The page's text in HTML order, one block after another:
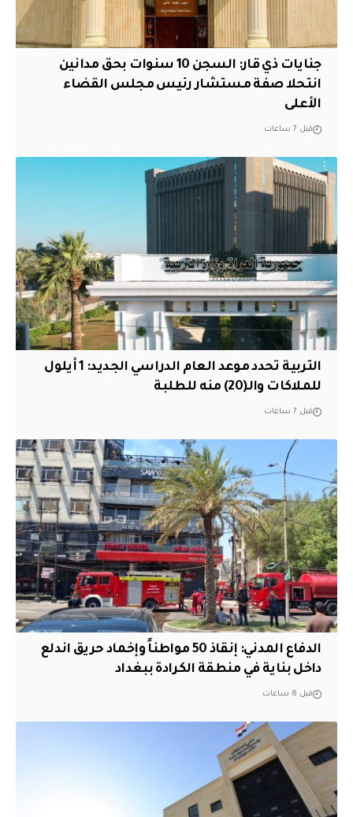
جنايات ذي قار: السجن 10 سنوات بحق مدانين
انتحلا صفة مستشار رئيس مجلس القضاء
الأعلى
قبل 7 ساعات
التربية تحدد موعد العام الدراسي الجديد: 1 أيلول
للملاكات والـ(20) منه للطلبة
قبل 7 ساعات
الدفاع المدني: إنقاذ 50 مواطناً وإخماد حريق اندلع
داخل بناية في منطقة الكرادة ببغداد
قبل 8 ساعات